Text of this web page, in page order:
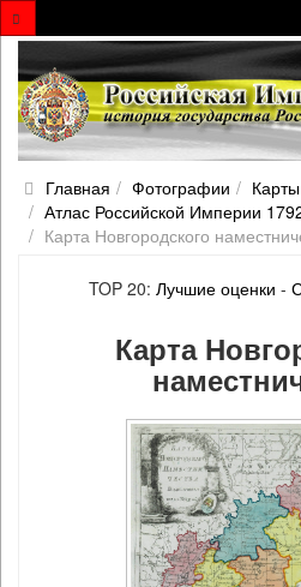
Главная Фотографии
Карты
Атлас Российской Империи
Карта Новгородского
TOP 20: Лучшие оценки -
Карта